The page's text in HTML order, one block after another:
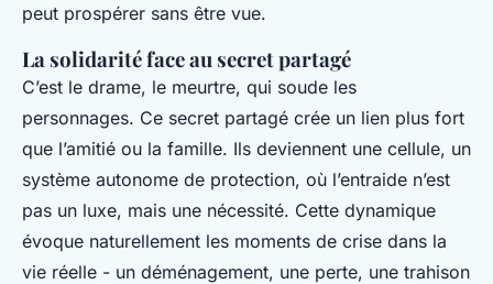
peut prospérer sans être vue.
La solidarité face au secret partagé
C’est le drame, le meurtre, qui soude les
personnages. Ce secret partagé crée un lien plus fort
que l’amitié ou la famille. Ils deviennent une cellule, un
système autonome de protection, où l’entraide n’est
pas un luxe, mais une nécessité. Cette dynamique
évoque naturellement les moments de crise dans la
vie réelle - un déménagement, une perte, une trahison